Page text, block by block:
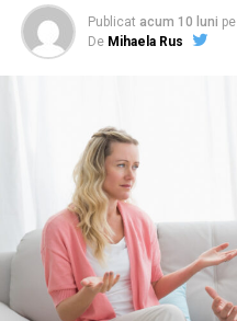
Publicat acum 10 luni pe
De Mihaela Rus